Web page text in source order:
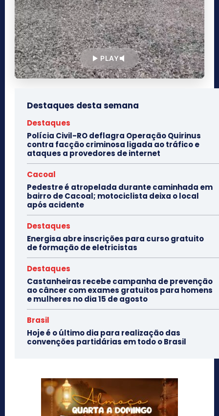
PLAY
Destaques desta semana
Destaques
Polícia Civil-RO deflagra Operação Quirinus
contra facção criminosa ligada ao tráfico e
ataques a provedores de internet
Cacoal
Pedestre é atropelada durante caminhada em
bairro de Cacoal; motociclista deixa o local
após acidente
Destaques
Energisa abre inscrições para curso gratuito
de formação de eletricistas
Destaques
Castanheiras recebe campanha de prevenção
ao câncer com exames gratuitos para homens
e mulheres no dia 15 de agosto
Brasil
Hoje é o último dia para realização das
convenções partidárias em todo o Brasil